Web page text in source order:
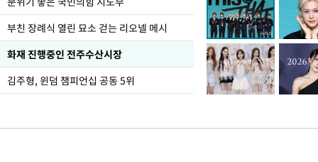
부친 장례식 열린 묘소 걷는 리오넬 메시
화재 진행중인 전주수산시장
김주형, 윈덤 챔피언십 공동 5위